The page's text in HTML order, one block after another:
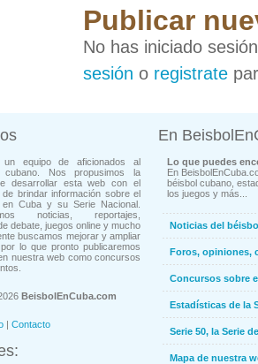
Publicar
No has iniciado
sesión o registrate
un equipo de aficionados al
cubano. Nos propusimos la
desarrollar esta web con el
de brindar información sobre el
en Cuba y su Serie Nacional.
noticias, reportajes,
debate, juegos online y mucho
buscamos mejorar y ampliar
lo que pronto publicaremos
nuestra web como concursos
BeisbolEnCuba.com
| Contacto
En
Lo que puedes
En
béisbol cubano,
los juegos y más...
Noticias del
Foros, opiniones,
Concursos sobre
Estadísticas de la
Serie 50, la Serie
Mapa de nuestra